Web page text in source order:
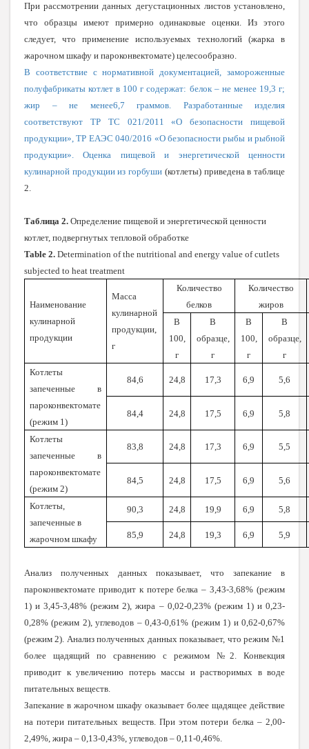
При рассмотрении данных дегустационных листов установлено,
что образцы имеют примерно одинаковые оценки. Из этого
следует, что применение используемых технологий (жарка в
жарочном шкафу и пароконвектомате) целесообразно.
В соответствие с нормативной документацией, замороженные
полуфабрикаты котлет в 100 г содержат: белок – не менее 19,3 г;
жир – не менее6,7 граммов. Разработанные изделия
соответствуют ТР ТС 021/2011 «О безопасности пищевой
продукции», ТР ЕАЭС 040/2016 «О безопасности рыбы и рыбной
продукции». Оценка пищевой и энергетической ценности
кулинарной продукции из горбуши (котлеты) приведена в таблице
2.
Таблица 2. Определение пищевой и энергетической ценности
котлет, подвергнутых тепловой обработке
Table 2. Determination of the nutritional and energy value of cutlets
subjected to heat treatment
Наименование
кулинарной
продукции
Масса
кулинарной
продукции,
г
Количество
белков
Количество
жиров
В
100,
г
В
образце,
г
В
100,
г
В
образце,
г
Котлеты
запеченные в
пароконвектомате
(режим 1)
84,6 24,8 17,3 6,9 5,6
84,4 24,8 17,5 6,9 5,8
Котлеты
запеченные в
пароконвектомате
(режим 2)
83,8 24,8 17,3 6,9 5,5
84,5 24,8 17,5 6,9 5,6
Котлеты,
запеченные в
жарочном шкафу
90,3 24,8 19,9 6,9 5,8
85,9 24,8 19,3 6,9 5,9
Анализ полученных данных показывает, что запекание в
пароконвектомате приводит к потере белка – 3,43-3,68% (режим
1) и 3,45-3,48% (режим 2), жира – 0,02-0,23% (режим 1) и 0,23-
0,28% (режим 2), углеводов – 0,43-0,61% (режим 1) и 0,62-0,67%
(режим 2). Анализ полученных данных показывает, что режим №1
более щадящий по сравнению с режимом №2. Конвекция
приводит к увеличению потерь массы и растворимых в воде
питательных веществ.
Запекание в жарочном шкафу оказывает более щадящее действие
на потери питательных веществ. При этом потери белка – 2,00-
2,49%, жира – 0,13-0,43%, углеводов – 0,11-0,46%.